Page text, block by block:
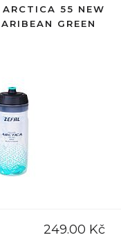
55 NEW
GREEN
249.00 Kč